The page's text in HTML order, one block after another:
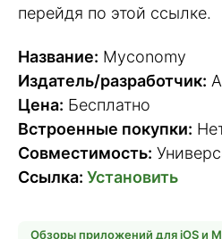
перейдя по этой ссылке.
Название: Myconomy
Издатель/разработчик:
Цена: Бесплатно
Встроенные покупки:
Совместимость:
Ссылка: Установить
Обзоры приложений для iOS и